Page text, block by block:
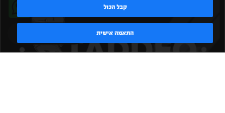
התאמה אישית
קבל הכול